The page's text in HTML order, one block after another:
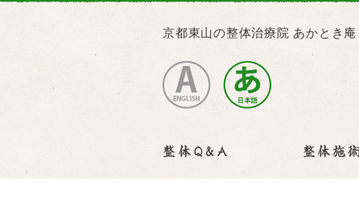
京都東山の整体治療院 あかとき庵